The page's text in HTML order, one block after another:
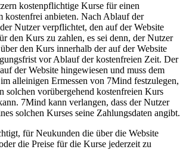
kostenpflichtige Kurse für einen
kostenfrei anbieten. Nach Ablauf der
Nutzer verpflichtet, den auf der Website
den Kurs zu zahlen, es sei denn, der Nutzer
den Kurs innerhalb der auf der Website
vor Ablauf der kostenfreien Zeit. Der
der Website hingewiesen und muss dem
alleinigen Ermessen von 7Mind festzulegen,
solchen vorübergehend kostenfreien Kurs
7Mind kann verlangen, dass der Nutzer
solchen Kurses seine Zahlungsdaten angibt.
für Neukunden die über die Website
die Preise für die Kurse jederzeit zu